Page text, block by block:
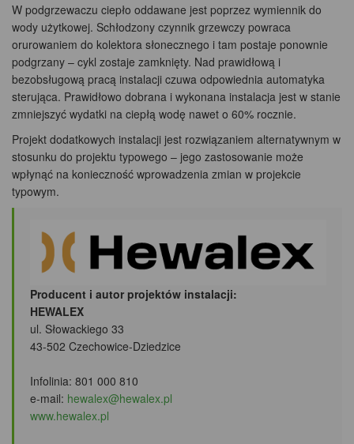
W podgrzewaczu ciepło oddawane jest poprzez wymiennik do
wody użytkowej. Schłodzony czynnik grzewczy powraca
orurowaniem do kolektora słonecznego i tam postaje ponownie
podgrzany – cykl zostaje zamknięty. Nad prawidłową i
bezobsługową pracą instalacji czuwa odpowiednia automatyka
sterująca. Prawidłowo dobrana i wykonana instalacja jest w stanie
zmniejszyć wydatki na ciepłą wodę nawet o 60% rocznie.
Projekt dodatkowych instalacji jest rozwiązaniem alternatywnym w
stosunku do projektu typowego – jego zastosowanie może
wpłynąć na konieczność wprowadzenia zmian w projekcie
typowym.
Producent i autor projektów instalacji:
HEWALEX
ul. Słowackiego 33
43-502 Czechowice-Dziedzice
Infolinia: 801 000 810
e-mail: hewalex@hewalex.pl
www.hewalex.pl